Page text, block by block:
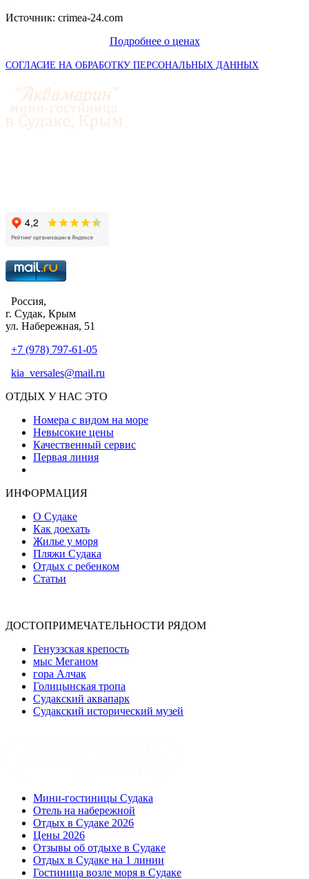
Источник: crimea-24.com
Подробнее о ценах
СОГЛАСИЕ НА ОБРАБОТКУ ПЕРСОНАЛЬНЫХ ДАННЫХ
Россия,
г. Судак, Крым
ул. Набережная, 51
+7 (978) 797-61-05
kia_versales@mail.ru
ОТДЫХ У НАС ЭТО
Номера с видом на море
Невысокие цены
Качественный сервис
Первая линия
ИНФОРМАЦИЯ
О Судаке
Как доехать
Жилье у моря
Пляжи Судака
Отдых с ребенком
Статьи
ДОСТОПРИМЕЧАТЕЛЬНОСТИ РЯДОМ
Генуэзская крепость
мыс Меганом
гора Алчак
Голицынская тропа
Судакский аквапарк
Судакский исторический музей
Мини-гостиницы Судака
Отель на набережной
Отдых в Судаке 2026
Цены 2026
Отзывы об отдыхе в Судаке
Отдых в Судаке на 1 линии
Гостиница возле моря в Судаке